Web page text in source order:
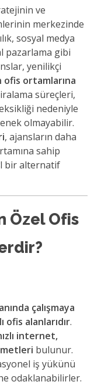
ve
merkezinde
sosyal medya
pazarlama gibi
yenilikçi
ofis ortamlarına
süreçleri,
nedeniyle
olmayabilir.
, ajansların daha
sahip
bir alternatif
Özel Ofis
çalışmaya
ofis alanlarıdır.
internet,
bulunur.
iş yükünü
odaklanabilirler.